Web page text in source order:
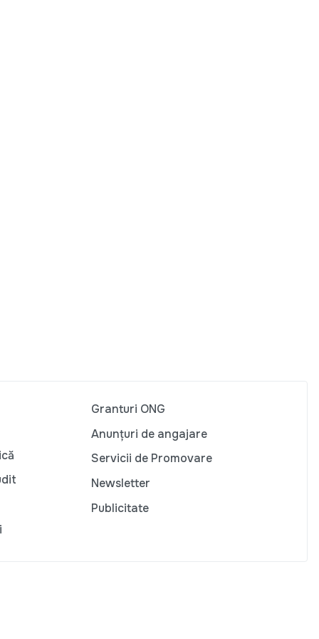
Granturi ONG
Anunțuri de angajare
Servicii de Promovare
Newsletter
Publicitate